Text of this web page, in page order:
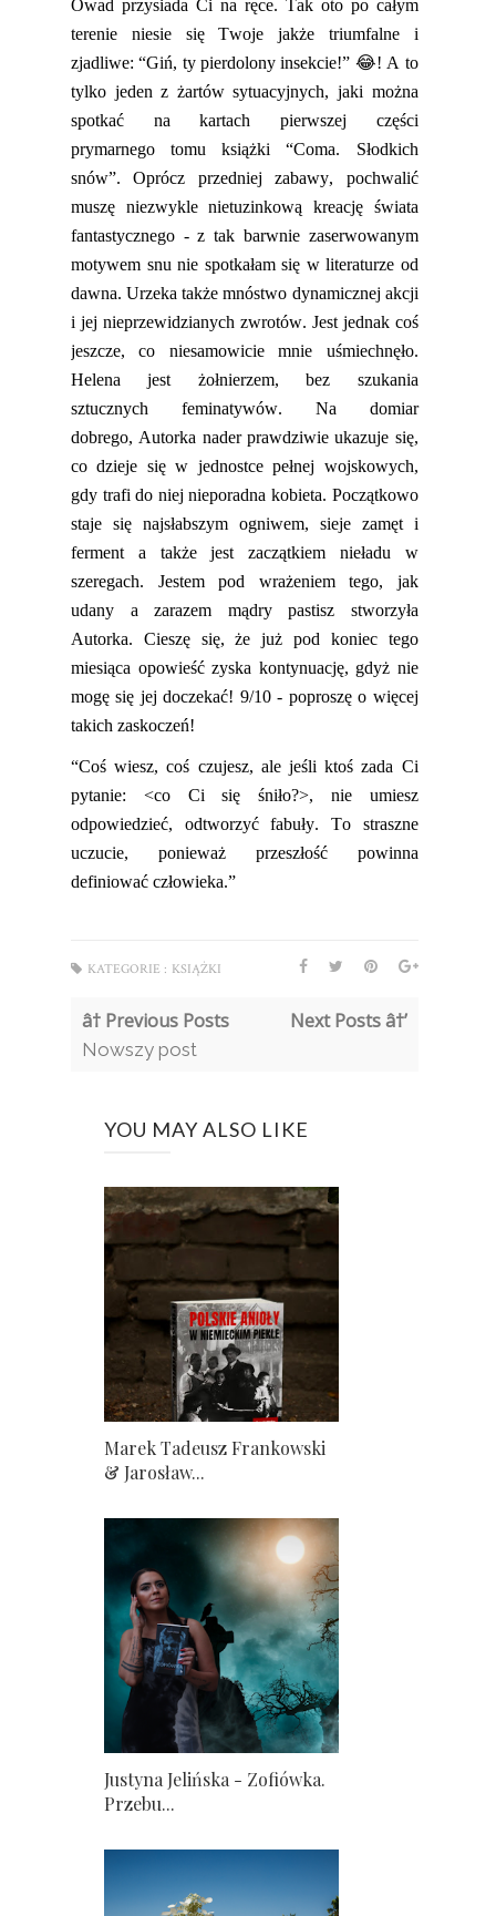
Owad przysiada Ci na ręce. Tak otopo całym
terenie niesie się Twoje jakże triumfalne i
zjadliwe: “Giń, ty pierdolony insekcie!” 😂! A to
tylko jeden z żartów sytuacyjnych, jaki można
spotkać na kartach pierwszej części
prymarnego tomu książki “Coma. Słodkich
snów”. Oprócz przedniej zabawy, pochwalić
muszę niezwykle nietuzinkową kreację świata
fantastycznego - z tak barwnie zaserwowanym
motywem snu nie spotkałam się w literaturze od
dawna.Urzeka także mnóstwo dynamicznej akcji
i jej nieprzewidzianych zwrotów. Jest jednak coś
jeszcze, co niesamowicie mnie uśmiechnęło.
Helena jest żołnierzem, bez szukania
sztucznych feminatywów. Na domiar
dobrego, Autorka naderprawdziwie ukazuje się,
co dzieje się w jednostce pełnej wojskowych,
gdy trafi do niej nieporadna kobieta. Początkowo
staje się najsłabszym ogniwem, sieje zamęt i
ferment a także jest zaczątkiem nieładu w
szeregach. Jestem pod wrażeniem tego, jak
udany a zarazem mądry pastisz stworzyła
Autorka. Cieszę się, że już pod koniec tego
miesiąca opowieść zyska kontynuację, gdyż nie
mogę się jej doczekać! 9/10 - poproszę o więcej
takich zaskoczeń!
“Coś wiesz, coś czujesz, ale jeśli ktoś zada Ci
pytanie: <co Ci się śniło?>, nie umiesz
odpowiedzieć, odtworzyć fabuły. To straszne
uczucie, ponieważ przeszłość powinna
definiować człowieka.”
KATEGORIE : KSIĄŻKI
â† Previous Posts
Nowszy post
Next Posts â†’
YOU MAY ALSO LIKE
Marek Tadeusz Frankowski
& Jarosław...
Justyna Jelińska - Zofiówka.
Przebu...